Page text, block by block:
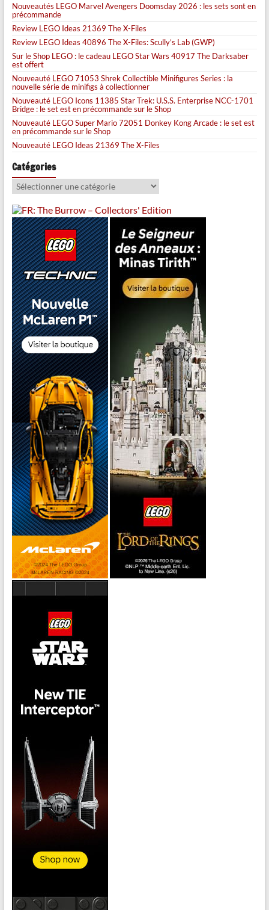
Nouveautés LEGO Marvel Avengers Doomsday 2026 : les sets sont en
précommande
Review LEGO Ideas 21369 The X-Files
Review LEGO Ideas 40896 The X-Files: Scully’s Lab (GWP)
Sur le Shop LEGO : le cadeau LEGO Star Wars 40917 The Darksaber
est offert
Nouveauté LEGO 71053 Shrek Collectible Minifigures Series : la
nouvelle série de minifigs à collectionner
Nouveauté LEGO Icons 11385 Star Trek: U.S.S. Enterprise NCC-1701
Bridge : le set est en précommande sur le Shop
Nouveauté LEGO Super Mario 72051 Donkey Kong Arcade : le set est
en précommande sur le Shop
Nouveauté LEGO Ideas 21369 The X-Files
Catégories
Catégories